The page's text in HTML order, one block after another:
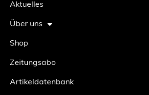
Aktuelles
Über uns
Shop
Zeitungsabo
Artikeldatenbank